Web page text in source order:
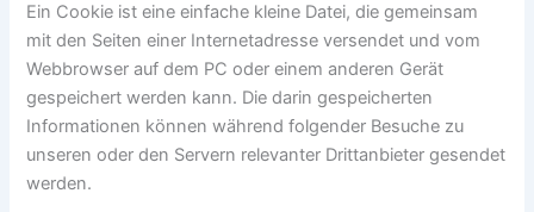
Ein Cookie ist eine einfache kleine Datei, die gemeinsam
mit den Seiten einer Internetadresse versendet und vom
Webbrowser auf dem PC oder einem anderen Gerät
gespeichert werden kann. Die darin gespeicherten
Informationen können während folgender Besuche zu
unseren oder den Servern relevanter Drittanbieter gesendet
werden.